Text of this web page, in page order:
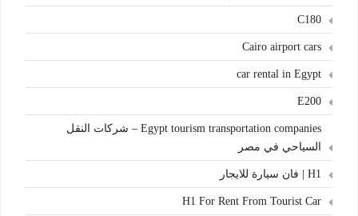
C180
Cairo airport cars
car rental in Egypt
E200
Egypt tourism transportation companies – شركات النقل
السياحي في مصر
H1 | فان سيارة للايجار
H1 For Rent From Tourist Car